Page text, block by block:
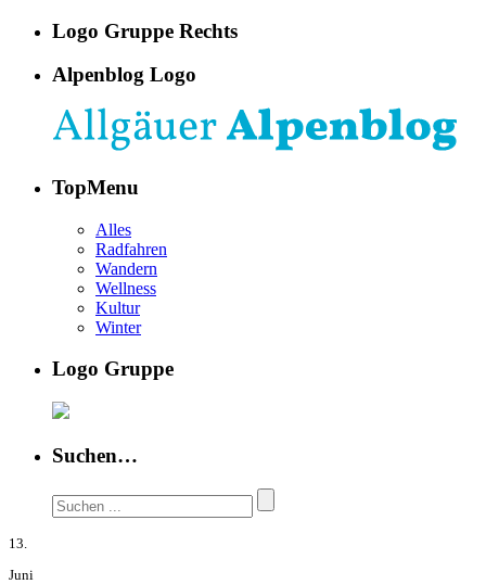
Logo Gruppe Rechts
Alpenblog Logo
TopMenu
Alles
Radfahren
Wandern
Wellness
Kultur
Winter
Logo Gruppe
Suchen…
13.
Juni